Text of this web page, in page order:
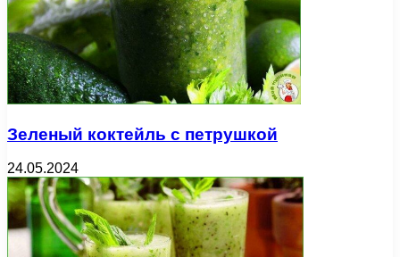
Зеленый коктейль с петрушкой
24.05.2024